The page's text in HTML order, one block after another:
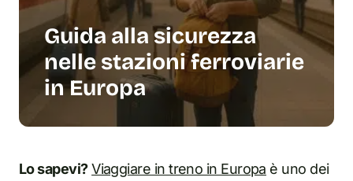
Guida alla sicurezza
nelle stazioni ferroviarie
in Europa
Lo sapevi? Viaggiare in treno in Europa è uno dei